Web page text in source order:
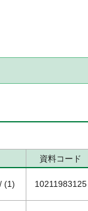
資料コード
(1) 10211983125